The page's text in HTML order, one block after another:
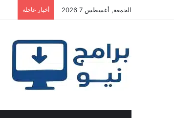
الجمعة, أغسطس 7 2026 أخبار عاجلة